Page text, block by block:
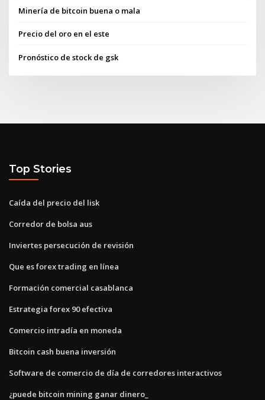
Minería de bitcoin buena o mala
Precio del oro en el este
Pronóstico de stock de gsk
Top Stories
Caída del precio del lisk
Corredor de bolsa aus
Inviertes persecución de revisión
Que es forex trading en línea
Formación comercial casablanca
Estrategia forex 90 efectiva
Comercio intradía en moneda
Bitcoin cash buena inversión
Software de comercio de día de corredores interactivos
¿puede bitcoin mining ganar dinero_